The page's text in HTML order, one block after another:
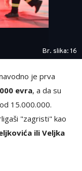
Br. slika: 16
je prva
evra, a da su
15.000.000.
"zagristi" kao
ili Veljka